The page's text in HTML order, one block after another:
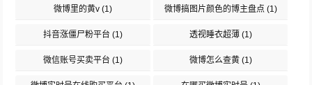
微博里的黄v (1) 微博搞图片颜色的博主盘点 (1)
抖音涨僵尸粉平台 (1) 透视睡衣超薄(1)
微信账号买卖平台 (1) 微博怎么查黄(1)